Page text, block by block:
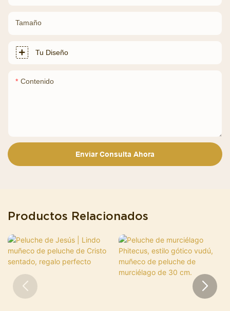
Tamaño
Tu Diseño
Contenido
Enviar Consulta Ahora
Productos Relacionados